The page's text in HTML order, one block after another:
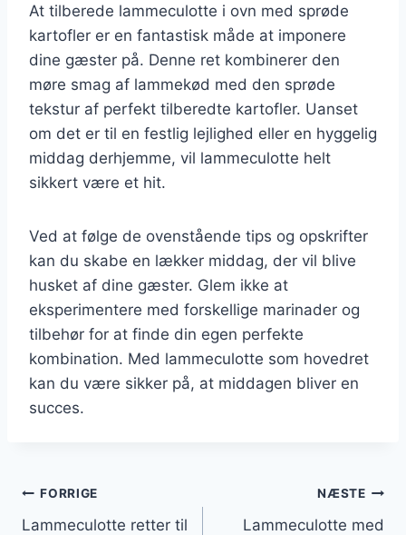
At tilberede lammeculotte i ovn med sprøde
kartofler er en fantastisk måde at imponere
dine gæster på. Denne ret kombinerer den
møre smag af lammekød med den sprøde
tekstur af perfekt tilberedte kartofler. Uanset
om det er til en festlig lejlighed eller en hyggelig
middag derhjemme, vil lammeculotte helt
sikkert være et hit.
Ved at følge de ovenstående tips og opskrifter
kan du skabe en lækker middag, der vil blive
husket af dine gæster. Glem ikke at
eksperimentere med forskellige marinader og
tilbehør for at finde din egen perfekte
kombination. Med lammeculotte som hovedret
kan du være sikker på, at middagen bliver en
succes.
Indlægsnavigation
FORRIGE
Lammeculotte retter til
NÆSTE
Lammeculotte med